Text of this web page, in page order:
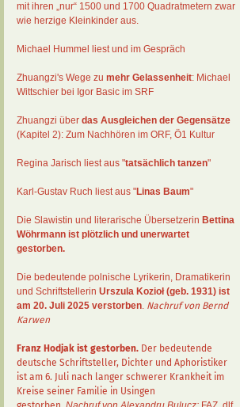
mit ihren „nur“ 1500 und 1700 Quadratmetern zwar
wie herzige Kleinkinder aus.
Michael Hummel liest und im Gespräch
Zhuangzi's Wege zu mehr Gelassenheit: Michael
Wittschier bei Igor Basic im SRF
Zhuangzi über das Ausgleichen der Gegensätze
(Kapitel 2): Zum Nachhören im ORF, Ö1 Kultur
Regina Jarisch liest aus "tatsächlich tanzen"
Karl-Gustav Ruch liest aus "Linas Baum"
Die Slawistin und literarische Übersetzerin Bettina
Wöhrmann ist plötzlich und unerwartet
gestorben.
Die bedeutende polnische Lyrikerin, Dramatikerin
und Schriftstellerin Urszula Kozioł (geb. 1931) ist
am 20. Juli 2025 verstorben. Nachruf von Bernd
Karwen
Franz Hodjak ist gestorben. Der bedeutende
deutsche Schriftsteller, Dichter und Aphoristiker
ist am 6. Juli nach langer schwerer Krankheit im
Kreise seiner Familie in Usingen